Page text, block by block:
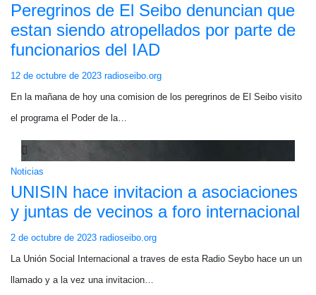
Peregrinos de El Seibo denuncian que
estan siendo atropellados por parte de
funcionarios del IAD
12 de octubre de 2023 radioseibo.org
En la mañana de hoy una comision de los peregrinos de El Seibo visito
el programa el Poder de la…
Noticias
UNISIN hace invitacion a asociaciones
y juntas de vecinos a foro internacional
2 de octubre de 2023 radioseibo.org
La Unión Social Internacional a traves de esta Radio Seybo hace un un
llamado y a la vez una invitacion…